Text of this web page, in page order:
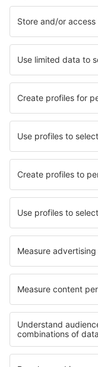
Vuelo+Hotel
Hoteles
Traslados
Atracciones
Eventos deportivos
Aprende más
Mejor Precio
Aplicación móvil
Aerolíneas
Ryanair
Vueling
Iberia
Air Europa
Wizz Air
Sobre eSky
Términos y
Mis reservas
Política de privacidad
Asistencia y contacto